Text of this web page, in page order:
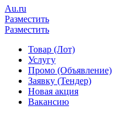
Au.ru
Разместить
Разместить
Товар (Лот)
Услугу
Промо (Объявление)
Заявку (Тендер)
Новая акция
Вакансию